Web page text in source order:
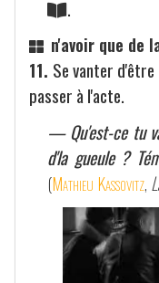
.
n'avoir que de
11. Se vanter
passer à l'acte.
— Qu'est-ce tu
d'la gueule ?
(Mathieu Kassovitz,